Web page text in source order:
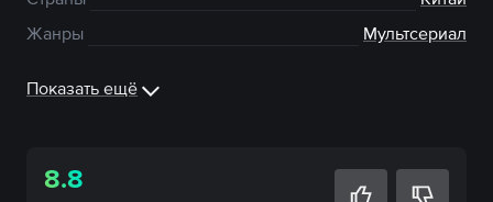
Жанры
Мультсериал
Показать ещё
8.8